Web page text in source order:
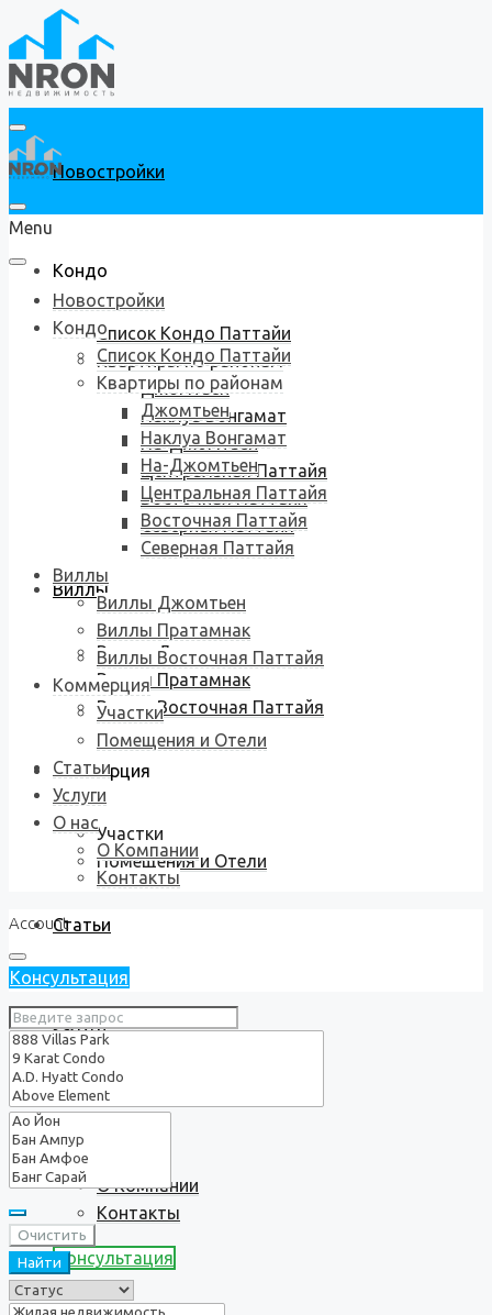
Новостройки
Кондо
Список Кондо Паттайи
Квартиры по районам
Джомтьен
Наклуа Вонгамат
На-Джомтьен
Центральная Паттайя
Восточная Паттайя
Северная Паттайя
Виллы
Виллы Джомтьен
Виллы Пратамнак
Виллы Восточная Паттайя
Коммерция
Участки
Помещения и Отели
Статьи
Услуги
О нас
О Компании
Контакты
Консультация
Menu
Новостройки
Кондо
Список Кондо Паттайи
Квартиры по районам
Джомтьен
Наклуа Вонгамат
На-Джомтьен
Центральная Паттайя
Восточная Паттайя
Северная Паттайя
Виллы
Виллы Джомтьен
Виллы Пратамнак
Виллы Восточная Паттайя
Коммерция
Участки
Помещения и Отели
Статьи
Услуги
О нас
О Компании
Контакты
Account
Консультация
Очистить
Найти